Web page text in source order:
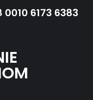
0010 6173 6383